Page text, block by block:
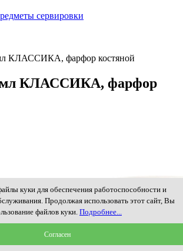
сервировки
КЛАССИКА, фарфор костяной
КЛАССИКА, фарфор
куки для обеспечения работоспособности и
Продолжая использовать этот сайт, Вы
файлов куки. Подробнее...
Согласен